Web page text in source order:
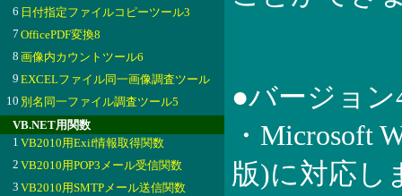
6 日付指定ファイルコピーツール3
7 OfficePDF変換8
8 画像内カウントツール6
9 EXCELファイル同一画像調査ツール
10 別名同一ファイル調査ツール5
VB.NET用関数
1 VB2010用Exif情報取得関数
2 VB2010用POP3メール受信関数
3 VB2010用SMTPメール送信関数
●バージョ
・Microsoft
版)に対応し